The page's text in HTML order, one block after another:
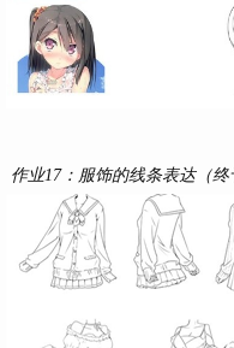
作业17：服饰的线条表达（终